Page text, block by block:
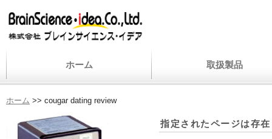
ホーム 取扱製品
ホーム >> cougar dating review
指定されたページは存